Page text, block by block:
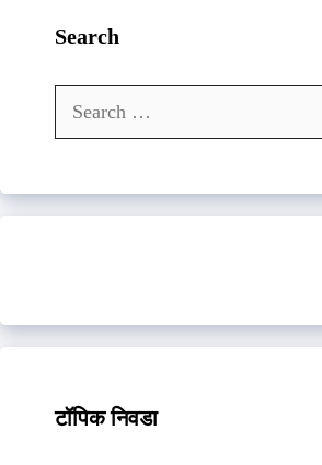
Search
Search
for:
टॉपिक निवडा